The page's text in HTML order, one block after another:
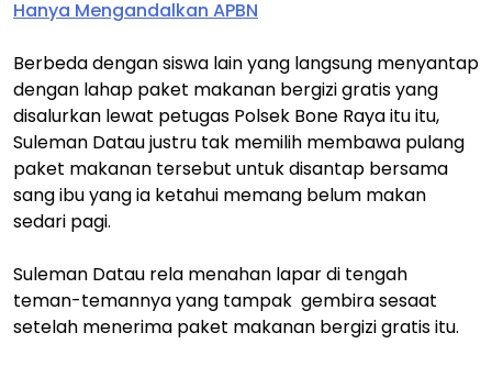
Hanya Mengandalkan APBN
Berbeda dengan siswa lain yang langsung menyantap
dengan lahap paket makanan bergizi gratis yang
disalurkan lewat petugas Polsek Bone Raya itu itu,
Suleman Datau justru tak memilih membawa pulang
paket makanan tersebut untuk disantap bersama
sang ibu yang ia ketahui memang belum makan
sedari pagi.
Suleman Datau rela menahan lapar di tengah
teman-temannya yang tampak gembira sesaat
setelah menerima paket makanan bergizi gratis itu.